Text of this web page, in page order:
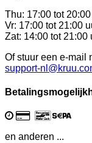
Thu: 17:00 tot
Vr: 17:00 tot 21:00
Zat: 14:00 tot 21:00
Of stuur een e-mail
support-
en anderen ...